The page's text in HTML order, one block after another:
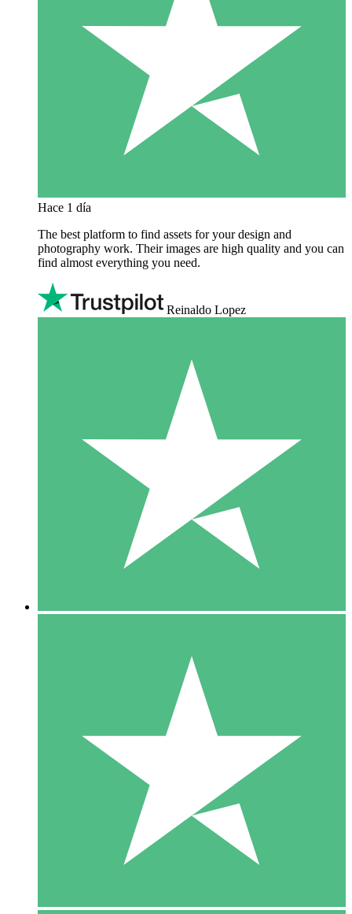
Hace 1 día
The best platform to find assets for your design and
photography work. Their images are high quality and you can
find almost everything you need.
Reinaldo Lopez